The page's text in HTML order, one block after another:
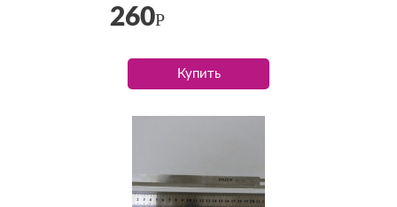
260Р
Купить